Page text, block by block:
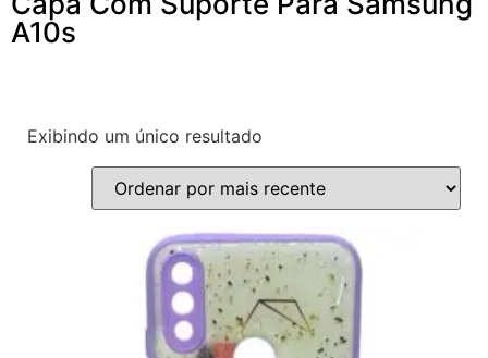
A10s
Exibindo um único resultado